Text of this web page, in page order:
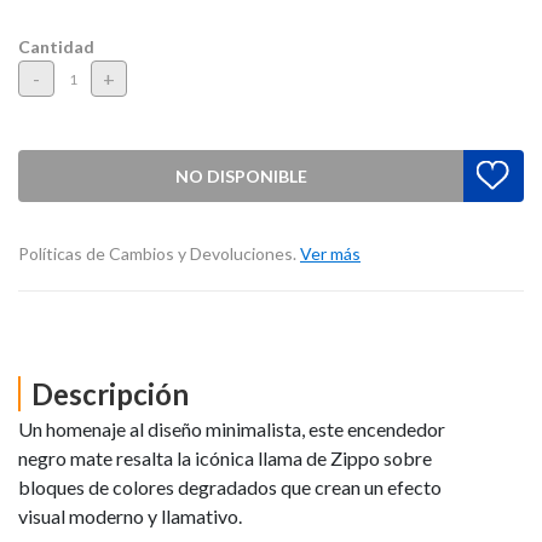
Cantidad
- +
NO DISPONIBLE
Políticas de Cambios y Devoluciones. Ver más
Descripción
Un homenaje al diseño minimalista, este encendedor
negro mate resalta la icónica llama de Zippo sobre
bloques de colores degradados que crean un efecto
visual moderno y llamativo.